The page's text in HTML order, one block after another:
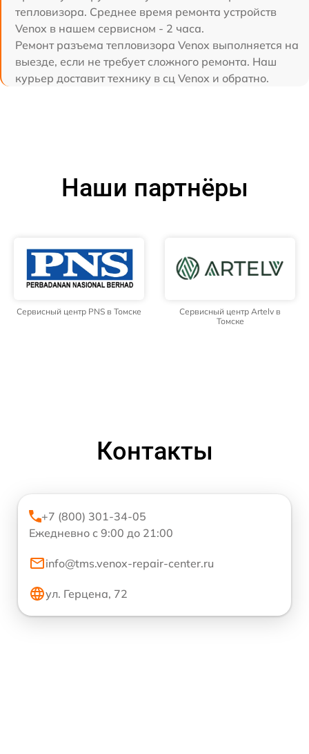
тепловизора. Среднее время ремонта устройств
Venox в нашем сервисном - 2 часа.
Ремонт разъема тепловизора Venox выполняется на
выезде, если не требует сложного ремонта. Наш
курьер доставит технику в сц Venox и обратно.
Наши партнёры
Сервисный центр PNS в Томске
Сервисный центр Artelv в
Томске
Контакты
+7 (800) 301-34-05
Ежедневно с 9:00 до 21:00
info@tms.venox-repair-center.ru
ул. Герцена, 72